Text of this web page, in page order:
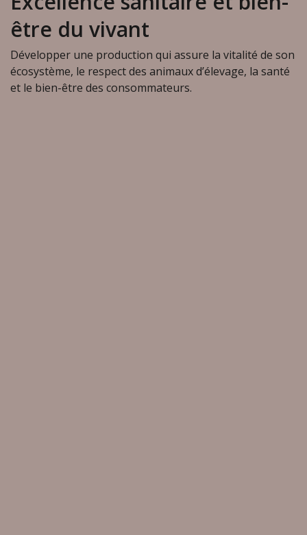
être du vivant
Développer une production qui assure la vitalité de son
écosystème, le respect des animaux d’élevage, la santé
et le bien-être des consommateurs.